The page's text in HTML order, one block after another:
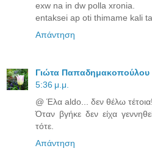
exw na in dw polla xronia.
entaksei ap oti thimame kali
Απάντηση
Γιώτα Παπαδημακοπούλου
5:36 μ.μ.
@ Έλα aldo... δεν θέλω τέτοια!
Όταν βγήκε δεν είχα
τότε.
Απάντηση